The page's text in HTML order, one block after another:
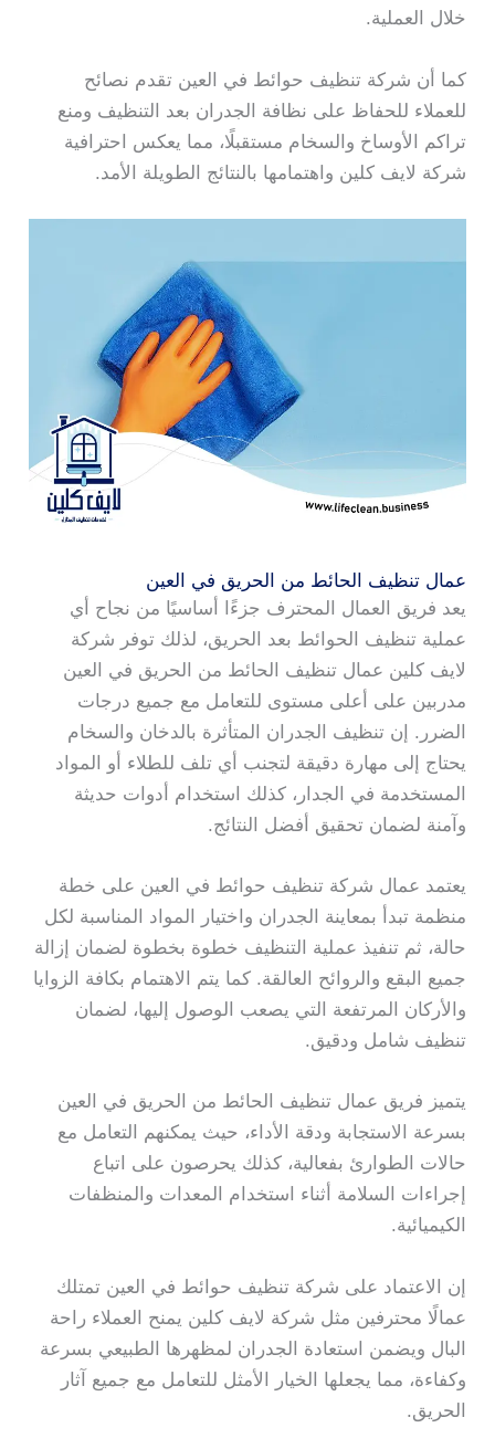
خلال العملية.
كما أن شركة تنظيف حوائط في العين تقدم نصائح
للعملاء للحفاظ على نظافة الجدران بعد التنظيف ومنع
تراكم الأوساخ والسخام مستقبلًا، مما يعكس احترافية
شركة لايف كلين واهتمامها بالنتائج الطويلة الأمد.
عمال تنظيف الحائط من الحريق في العين
يعد فريق العمال المحترف جزءًا أساسيًا من نجاح أي
عملية تنظيف الحوائط بعد الحريق، لذلك توفر شركة
لايف كلين عمال تنظيف الحائط من الحريق في العين
مدربين على أعلى مستوى للتعامل مع جميع درجات
الضرر. إن تنظيف الجدران المتأثرة بالدخان والسخام
يحتاج إلى مهارة دقيقة لتجنب أي تلف للطلاء أو المواد
المستخدمة في الجدار، كذلك استخدام أدوات حديثة
وآمنة لضمان تحقيق أفضل النتائج.
يعتمد عمال شركة تنظيف حوائط في العين على خطة
منظمة تبدأ بمعاينة الجدران واختيار المواد المناسبة لكل
حالة، ثم تنفيذ عملية التنظيف خطوة بخطوة لضمان إزالة
جميع البقع والروائح العالقة. كما يتم الاهتمام بكافة الزوايا
والأركان المرتفعة التي يصعب الوصول إليها، لضمان
تنظيف شامل ودقيق.
يتميز فريق عمال تنظيف الحائط من الحريق في العين
بسرعة الاستجابة ودقة الأداء، حيث يمكنهم التعامل مع
حالات الطوارئ بفعالية، كذلك يحرصون على اتباع
إجراءات السلامة أثناء استخدام المعدات والمنظفات
الكيميائية.
إن الاعتماد على شركة تنظيف حوائط في العين تمتلك
عمالًا محترفين مثل شركة لايف كلين يمنح العملاء راحة
البال ويضمن استعادة الجدران لمظهرها الطبيعي بسرعة
وكفاءة، مما يجعلها الخيار الأمثل للتعامل مع جميع آثار
الحريق.